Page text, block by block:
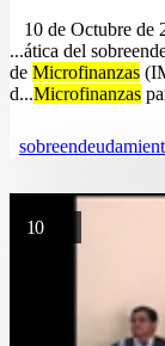
10 de Octubre de
...ática del
de Microfinanzas
d...Microfinanzas
10